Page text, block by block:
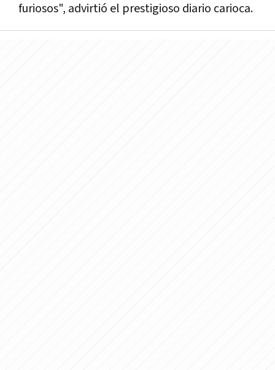
furiosos", advirtió el prestigioso diario carioca.